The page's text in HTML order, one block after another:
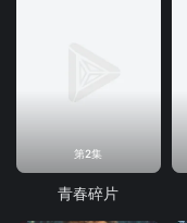
第2集
青春碎片